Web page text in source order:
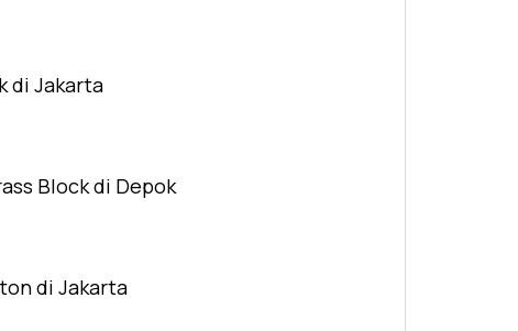
di Jakarta
Block di Depok
di Jakarta